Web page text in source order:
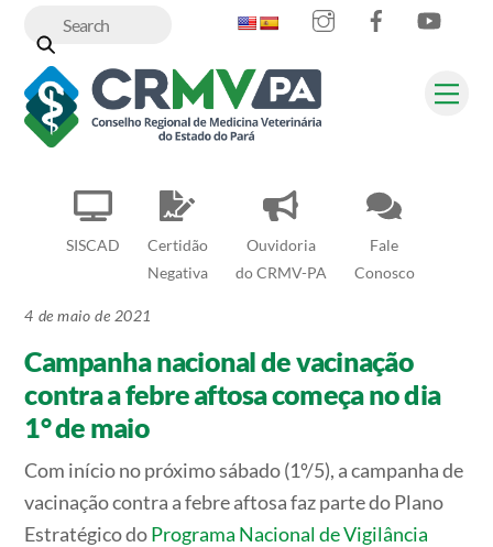
content
SISCAD
Certidão
Negativa
Ouvidoria
do CRMV-PA
Fale
Conosco
InstagramFacebook
4 de maio de 2021
Campanha nacional de vacinação
contra a febre aftosa começa no dia
1° de maio
Com início no próximo sábado (1º/5), a campanha de
vacinação contra a febre aftosa faz parte do Plano
Estratégico doPrograma Nacional de Vigilância